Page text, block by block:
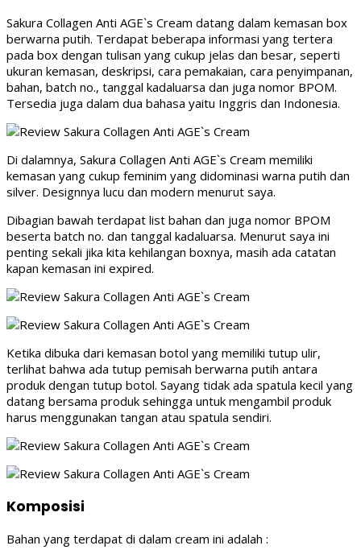
Sakura Collagen Anti AGE`s Cream datang dalam kemasan box
berwarna putih. Terdapat beberapa informasi yang tertera
pada box dengan tulisan yang cukup jelas dan besar, seperti
ukuran kemasan, deskripsi, cara pemakaian, cara penyimpanan,
bahan, batch no., tanggal kadaluarsa dan juga nomor BPOM.
Tersedia juga dalam dua bahasa yaitu Inggris dan Indonesia.
Di dalamnya, Sakura Collagen Anti AGE`s Cream memiliki
kemasan yang cukup feminim yang didominasi warna putih dan
silver. Designnya lucu dan modern menurut saya.
Dibagian bawah terdapat list bahan dan juga nomor BPOM
beserta batch no. dan tanggal kadaluarsa. Menurut saya ini
penting sekali jika kita kehilangan boxnya, masih ada catatan
kapan kemasan ini expired.
Ketika dibuka dari kemasan botol yang memiliki tutup ulir,
terlihat bahwa ada tutup pemisah berwarna putih antara
produk dengan tutup botol. Sayang tidak ada spatula kecil yang
datang bersama produk sehingga untuk mengambil produk
harus menggunakan tangan atau spatula sendiri.
Komposisi
Bahan yang terdapat di dalam cream ini adalah :